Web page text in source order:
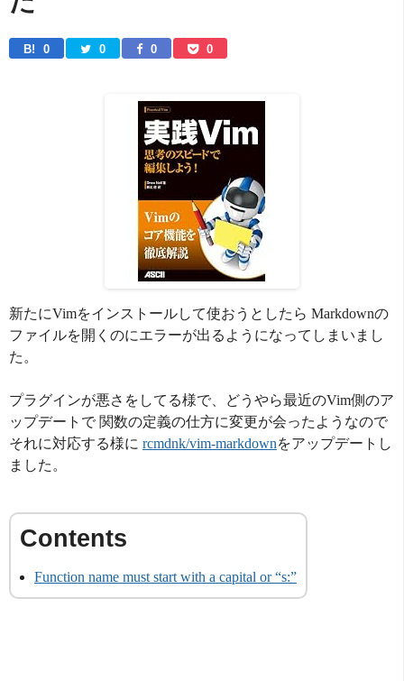
B! 0 0 0 0
新たにVimをインストールして使おうとしたら Markdownの
ファイルを開くのにエラーが出るようになってしまいまし
た。
プラグインが悪さをしてる様で、どうやら最近のVim側のア
ップデートで 関数の定義の仕方に変更が会ったようなので
それに対応する様に rcmdnk/vim-markdownをアップデートし
ました。
Function name must start with a capital or “s:”